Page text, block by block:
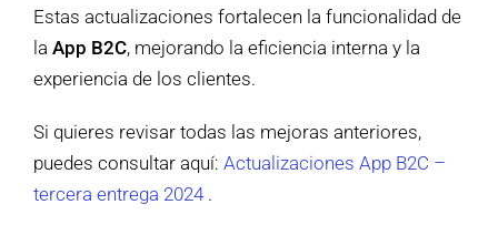
Estas actualizaciones fortalecen la funcionalidad de
la App B2C, mejorando la eficiencia interna y la
experiencia de los clientes.
Si quieres revisar todas las mejoras anteriores,
puedes consultar aquí: Actualizaciones App B2C –
tercera entrega 2024 .